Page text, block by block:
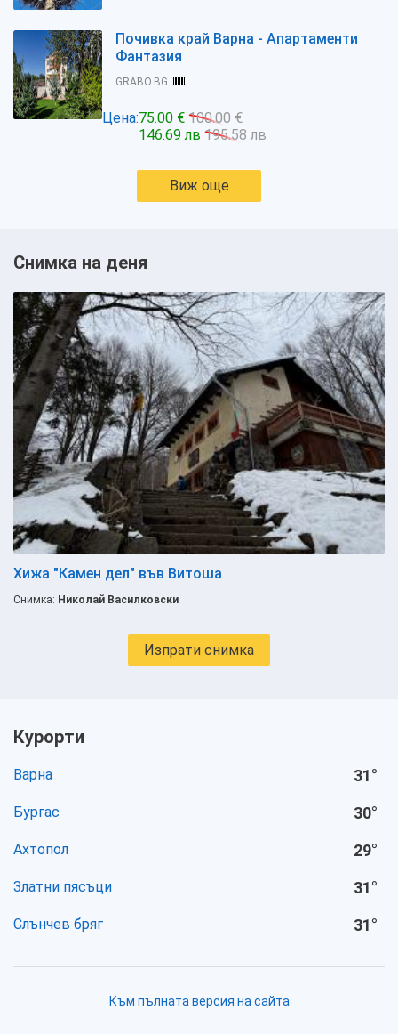
Почивка край Варна - Апартаменти
Фантазия
GRABO.BG
Цена:75.00 € 100.00 €
146.69 лв 195.58 лв
Виж още
Снимка на деня
Хижа "Камен дел" във Витоша
Снимка: Николай Василковски
Изпрати снимка
Курорти
Варна 31°
Бургас 30°
Ахтопол 29°
Златни пясъци 31°
Слънчев бряг 31°
Към пълната версия на сайта